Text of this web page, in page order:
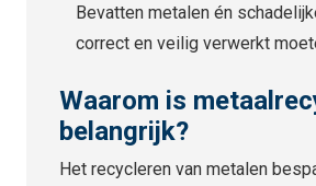
Bevatten metalen én
correct en veilig verwerkt
Waarom is
belangrijk?
Het recycleren van metalen